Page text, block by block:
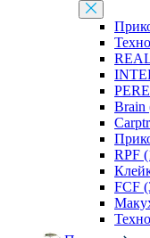
Brain
RPF
FCF